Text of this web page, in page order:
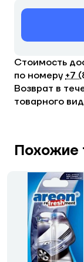
Стоимость
по номеру +7
Возврат в
товарного
Похожие